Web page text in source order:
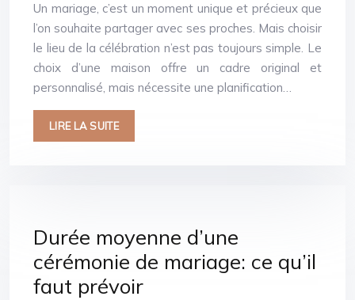
Un mariage, c’est un moment unique et précieux que
l’on souhaite partager avec ses proches. Mais choisir
le lieu de la célébration n’est pas toujours simple. Le
choix d’une maison offre un cadre original et
personnalisé, mais nécessite une planification…
LIRE LA SUITE
Durée moyenne d’une
cérémonie de mariage: ce qu’il
faut prévoir